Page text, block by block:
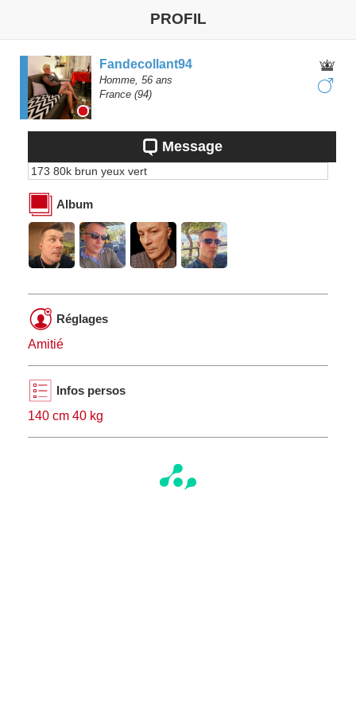
PROFIL
Fandecollant94
Homme, 56 ans
France (94)
Message
173 80k brun yeux vert
Album
Réglages
Amitié
Infos persos
140 cm 40 kg